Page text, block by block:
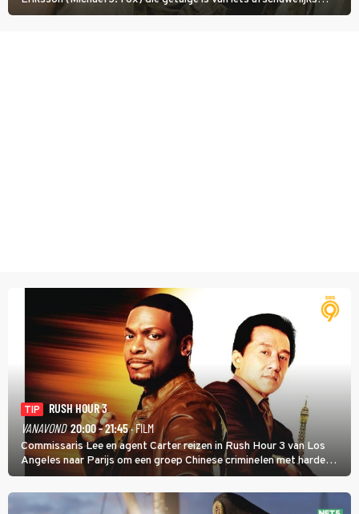
tijdens de Vietnamoorlog. Hij besluit uit de school te klappen.
TIP
RUSH HOUR 3
VANAVOND 20:00 - 21:45· FILM
Commissaris Lee en agent Carter reizen in Rush Hour 3 van Los
Angeles naar Parijs om een groep Chinese criminelen met harde
hand aan te pakken.